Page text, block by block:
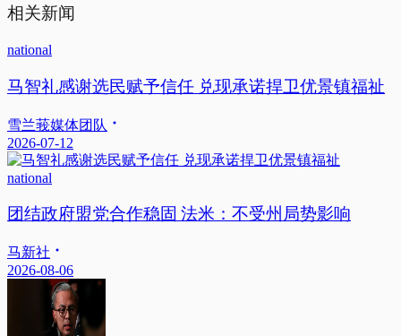
相关新闻
national
马智礼感谢选民赋予信任 兑现承诺捍卫优景镇福祉
雪兰莪媒体团队
2026-07-12
national
团结政府盟党合作稳固 法米：不受州局势影响
马新社
2026-08-06